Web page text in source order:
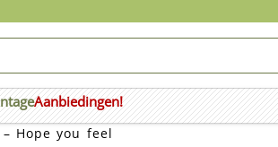
Aanbiedingen!
Hope you feel